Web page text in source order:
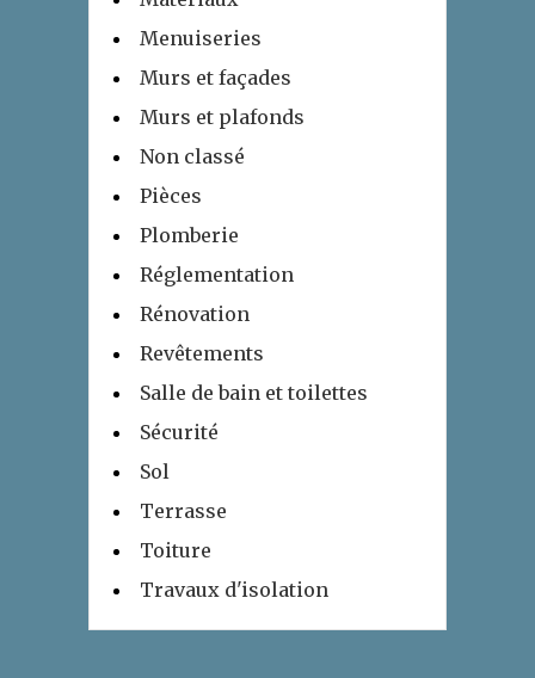
Menuiseries
Murs et façades
Murs et plafonds
Non classé
Pièces
Plomberie
Réglementation
Rénovation
Revêtements
Salle de bain et toilettes
Sécurité
Sol
Terrasse
Toiture
Travaux d'isolation